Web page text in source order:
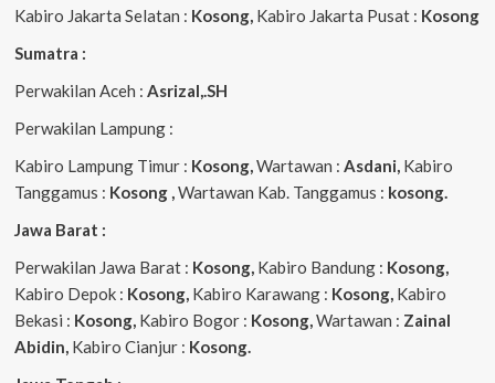
Kabiro Jakarta Selatan : Kosong, Kabiro Jakarta Pusat : Kosong
Sumatra :
Perwakilan Aceh : Asrizal,.SH
Perwakilan Lampung :
Kabiro Lampung Timur : Kosong,Wartawan : Asdani, Kabiro
Tanggamus : Kosong ,Wartawan Kab. Tanggamus : kosong.
Jawa Barat :
Perwakilan Jawa Barat : Kosong,Kabiro Bandung : Kosong,
Kabiro Depok : Kosong,Kabiro Karawang : Kosong,Kabiro
Bekasi : Kosong,Kabiro Bogor : Kosong,Wartawan : Zainal
Abidin,Kabiro Cianjur : Kosong.